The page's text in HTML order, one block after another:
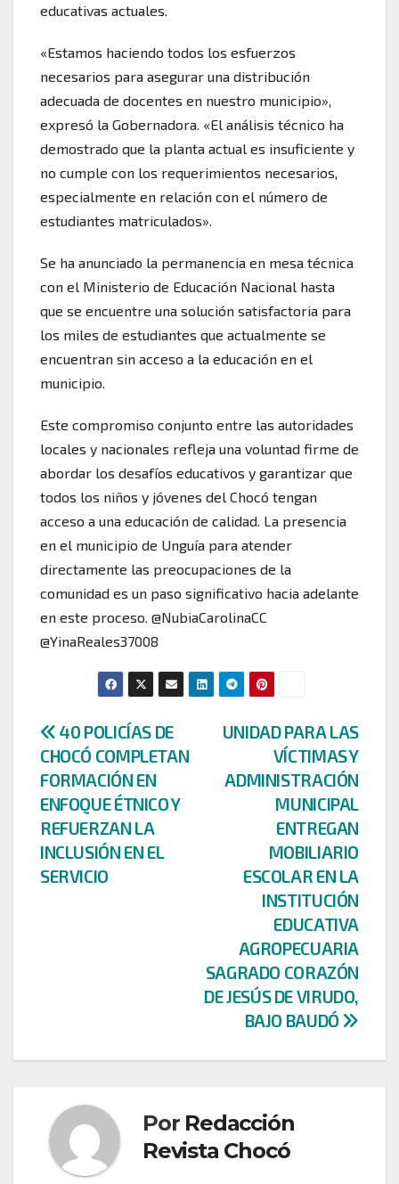
educativas actuales.
«Estamos haciendo todos los esfuerzos
necesarios para asegurar una distribución
adecuada de docentes en nuestro municipio»,
expresó la Gobernadora. «El análisis técnico ha
demostrado que la planta actual es insuficiente y
no cumple con los requerimientos necesarios,
especialmente en relación con el número de
estudiantes matriculados».
Se ha anunciado la permanencia en mesa técnica
con el Ministerio de Educación Nacional hasta
que se encuentre una solución satisfactoria para
los miles de estudiantes que actualmente se
encuentran sin acceso a la educación en el
municipio.
Este compromiso conjunto entre las autoridades
locales y nacionales refleja una voluntad firme de
abordar los desafíos educativos y garantizar que
todos los niños y jóvenes del Chocó tengan
acceso a una educación de calidad. La presencia
en el municipio de Unguía para atender
directamente las preocupaciones de la
comunidad es un paso significativo hacia adelante
en este proceso. @NubiaCarolinaCC
@YinaReales37008
Navegación
de
entradas
UNIDAD PARA LAS
VÍCTIMAS Y
ADMINISTRACIÓN
MUNICIPAL
ENTREGAN
MOBILIARIO
ESCOLAR EN LA
INSTITUCIÓN
EDUCATIVA
AGROPECUARIA
SAGRADO CORAZÓN
DE JESÚS DE VIRUDO,
BAJO BAUDÓ
40 POLICÍAS DE
CHOCÓ COMPLETAN
FORMACIÓN EN
ENFOQUE ÉTNICO Y
REFUERZAN LA
INCLUSIÓN EN EL
SERVICIO
Por Redacción
Revista Chocó